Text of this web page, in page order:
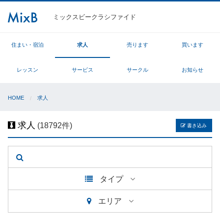
ミックスビークラシファイド
住まい・宿泊 求人 売ります 買います
レッスン サービス サークル お知らせ
HOME 求人
求人 (18792件) 書き込み
タイプ
エリア